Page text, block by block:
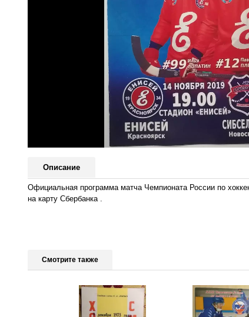
Описание
Официальная программа матча Чемпионата России по
на карту Сбербанка .
Смотрите также